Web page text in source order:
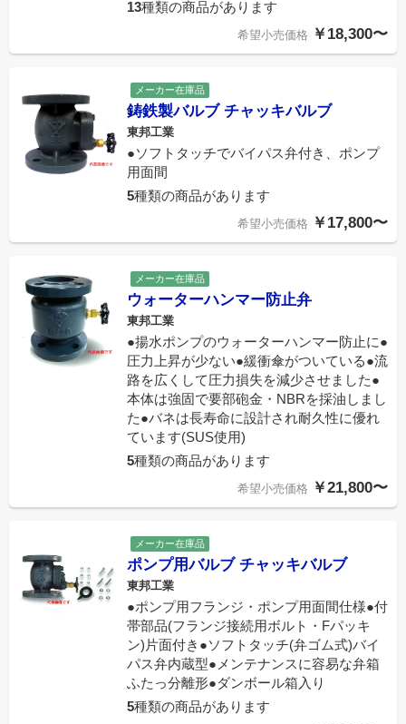
13種類の商品があります
希望小売価格 ￥18,300〜
メーカー在庫品
鋳鉄製バルブ チャッキバルブ
東邦工業
●ソフトタッチでバイパス弁付き、ポンプ
用面間
5種類の商品があります
希望小売価格 ￥17,800〜
メーカー在庫品
ウォーターハンマー防止弁
東邦工業
●揚水ポンプのウォーターハンマー防止に●
圧力上昇が少ない●緩衝傘がついている●流
路を広くして圧力損失を減少させました●
本体は強固で要部砲金・NBRを採油しまし
た●バネは長寿命に設計され耐久性に優れ
ています(SUS使用)
5種類の商品があります
希望小売価格 ￥21,800〜
メーカー在庫品
ポンプ用バルブ チャッキバルブ
東邦工業
●ポンプ用フランジ・ポンプ用面間仕様●付
帯部品(フランジ接続用ボルト・Fパッキ
ン)片面付き●ソフトタッチ(弁ゴム式)バイ
パス弁内蔵型●メンテナンスに容易な弁箱
ふたっ分離形●ダンボール箱入り
5種類の商品があります